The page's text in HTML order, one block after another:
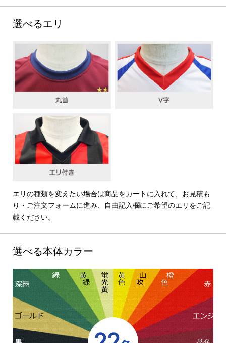
選べるエリ
エリの種類を変えたい場合は商品をカートに入れて、お見積も
り・ご注文フォームに進み、自由記入欄にご希望のエリをご記
載ください。
選べる本体カラー